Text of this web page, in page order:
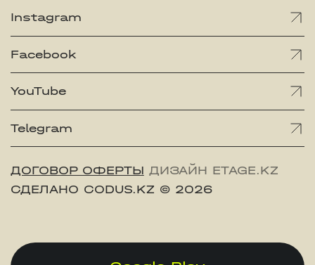
Instagram
Facebook
YouTube
Telegram
ДОГОВОР ОФЕРТЫ ДИЗАЙН ETAGE.KZ
СДЕЛАНО CODUS.KZ © 2026